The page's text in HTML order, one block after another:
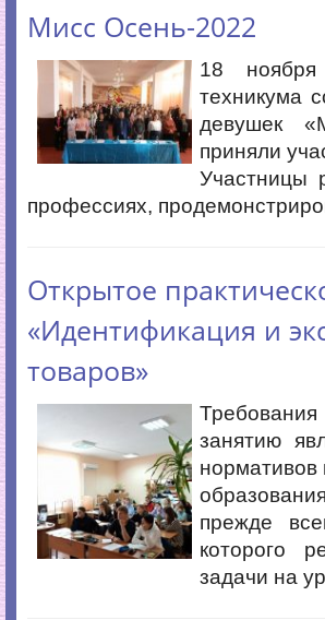
Мисс Осень-2022
18
техникума
девушек
приняли
Участницы
профессиях,
Открытое
«Идентификация и
товаров»
занятию
нормативов
прежде
которого
задачи на